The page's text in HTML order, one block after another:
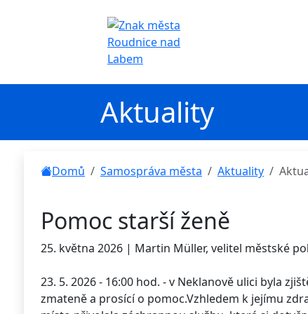
Aktuality
Domů Samospráva města Aktuality
Pomoc starší ženě
25. května 2026 | Martin Müller, velitel městské
23. 5. 2026 - 16:00 hod. - v Neklanově ulici byla
zmateně a prosící o pomoc.Vzhledem k jejímu